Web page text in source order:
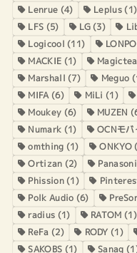
Lenrue (4) Leplus(1)
LFS (5) LG(3)
Logicool (11)
MACKIE (1)
Marshall (7) Meguo
MIFA(6) MiLi (1)
Moukey (6) MUZEN
Numark (1) OCNモ
omthing (1) ONKYO
Ortizan (2)
Phission(1)
Polk Audio (6)
radius (1) RATOM (1)
ReFa (2) RODY (1)
SAKOBS (1) Sanag